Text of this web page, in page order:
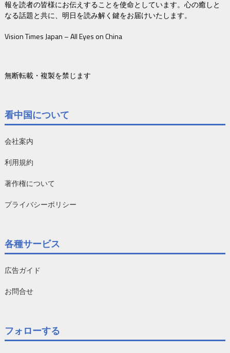
報を読者の皆様にお伝えすることを使命としています。心の癒しと
なる話題と共に、明日を読み解く鍵をお届けいたします。
Vision Times Japan – All Eyes on China
無断転載・複製を禁じます
看中国について
会社案内
利用規約
著作権について
プライバシーポリシー
各種サービス
広告ガイド
お問合せ
フォローする